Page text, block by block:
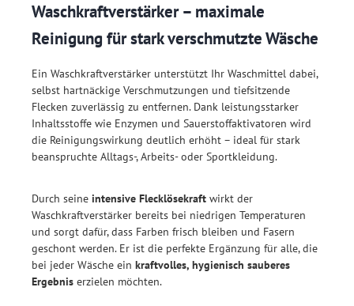
Waschkraftverstärker – maximale
Reinigung für stark verschmutzte Wäsche
Ein Waschkraftverstärker unterstützt Ihr Waschmittel dabei,
selbst hartnäckige Verschmutzungen und tiefsitzende
Flecken zuverlässig zu entfernen. Dank leistungsstarker
Inhaltsstoffe wie Enzymen und Sauerstoffaktivatoren wird
die Reinigungswirkung deutlich erhöht – ideal für stark
beanspruchte Alltags-, Arbeits- oder Sportkleidung.
Durch seine intensive Flecklösekraft wirkt der
Waschkraftverstärker bereits bei niedrigen Temperaturen
und sorgt dafür, dass Farben frisch bleiben und Fasern
geschont werden. Er ist die perfekte Ergänzung für alle, die
bei jeder Wäsche ein kraftvolles, hygienisch sauberes
Ergebnis erzielen möchten.